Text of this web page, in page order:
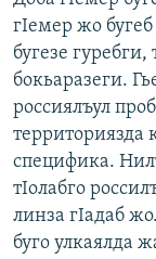
гIемер жо бугеб
бугезе
бокьаразеги.
россиялъул
территориязда
специфика.
тIолабго
линза гIадаб
буго улкаялда